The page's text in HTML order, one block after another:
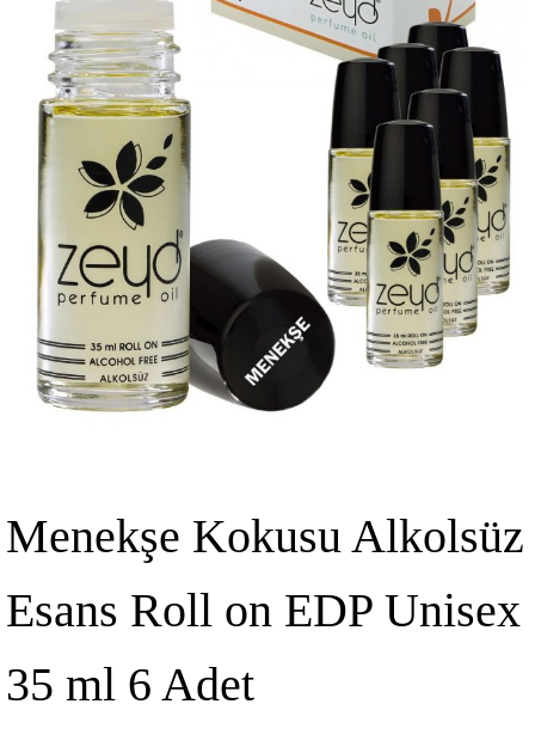
Menekşe Kokusu Alkolsüz
Esans Roll on EDP Unisex
35 ml 6 Adet